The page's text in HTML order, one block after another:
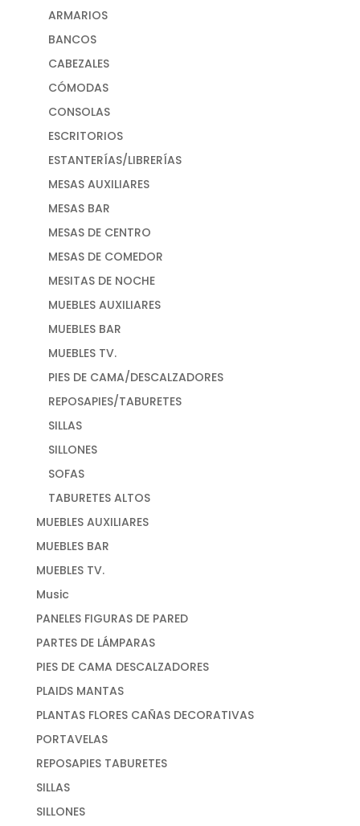
ARMARIOS
BANCOS
CABEZALES
CÓMODAS
CONSOLAS
ESCRITORIOS
ESTANTERÍAS/LIBRERÍAS
MESAS AUXILIARES
MESAS BAR
MESAS DE CENTRO
MESAS DE COMEDOR
MESITAS DE NOCHE
MUEBLES AUXILIARES
MUEBLES BAR
MUEBLES TV.
PIES DE CAMA/DESCALZADORES
REPOSAPIES/TABURETES
SILLAS
SILLONES
SOFAS
TABURETES ALTOS
MUEBLES AUXILIARES
MUEBLES BAR
MUEBLES TV.
Music
PANELES FIGURAS DE PARED
PARTES DE LÁMPARAS
PIES DE CAMA DESCALZADORES
PLAIDS MANTAS
PLANTAS FLORES CAÑAS DECORATIVAS
PORTAVELAS
REPOSAPIES TABURETES
SILLAS
SILLONES